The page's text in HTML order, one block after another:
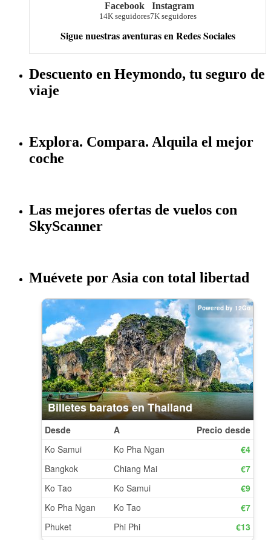
Facebook
14K seguidores
Instagram
7K seguidores
Sigue nuestras aventuras en Redes Sociales
Descuento en Heymondo, tu seguro de
viaje
Explora. Compara. Alquila el mejor
coche
Las mejores ofertas de vuelos con
SkyScanner
Muévete por Asia con total libertad